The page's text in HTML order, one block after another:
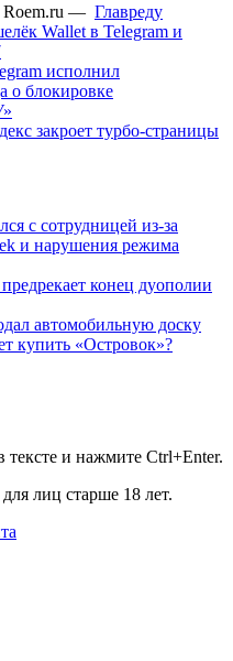
Roem.ru — Главреду
Wallet в Telegram и
исполнил
о блокировке
закроет турбо-страницы
с сотрудницей из-за
и нарушения режима
конец дуополии
автомобильную доску
купить «Островок»?
тексте и нажмите Ctrl+Enter.
лиц старше 18 лет.